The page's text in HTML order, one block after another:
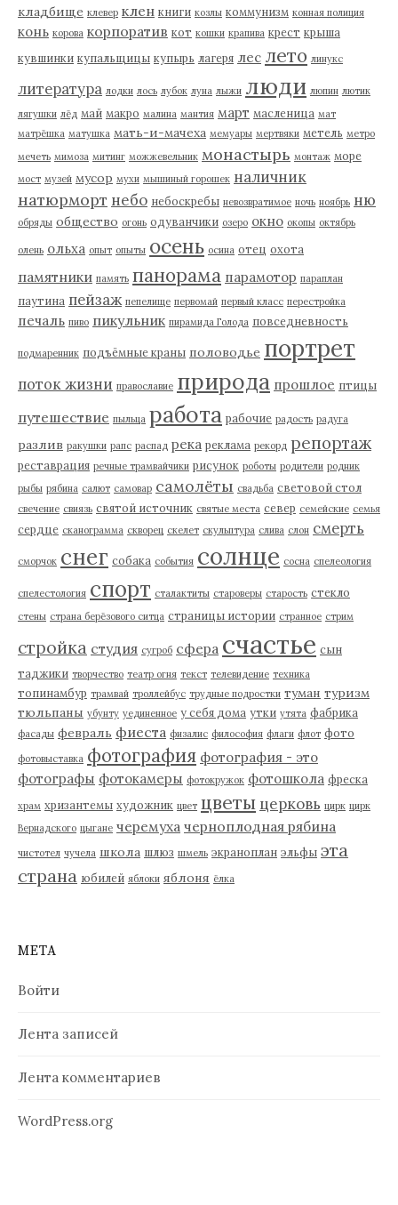
кладбище клевер клен книги козлы коммунизм конная полиция
конь корова корпоратив кот кошки крапива крест крыша
кувшинки купальщицы купырь лагеря лес лето линукс
литература лодки лось лубок луна лыжи люди люпин лютик
лягушки лёд май макро малина мантия март масленица мат
матрёшка матушка мать-и-мачеха мемуары мертвяки метель метро
мечеть мимоза митинг можжевельник монастырь монтаж море
мост музей мусор мухи мышиный горошек наличник
натюрморт небо небоскребы невозвратимое ночь ноябрь ню
обряды общество огонь одуванчики озеро окно окопы октябрь
олень ольха опыт опыты осень осина отец охота
памятники память панорама парамотор параплан
паутина пейзаж пепелище первомай первый класс перестройка
печаль пиво пикульник пирамида Голода повседневность
подмаренник подъёмные краны половодье портрет
поток жизни православие природа прошлое птицы
путешествие пыльца работа рабочие радость радуга
разлив ракушки рапс распад река реклама рекорд репортаж
реставрация речные трамвайчики рисунок роботы родители родник
рыбы рябина салют самовар самолёты свадьба световой стол
свечение свиязь святой источник святые места север семейские семья
сердце сканограмма скворец скелет скульптура слива слон смерть
сморчок снег собака события солнце сосна спелеология
спелестология спорт сталактиты староверы старость стекло
стены страна берёзового ситца страницы истории странное стрим
стройка студия сугроб сфера счастье сын
таджики творчество театр огня текст телевидение техника
топинамбур трамвай троллейбус трудные подростки туман туризм
тюльпаны убунту уединенное у себя дома утки утята фабрика
фасады февраль фиеста физалис философия флаги флот фото
фотовыставка фотография фотография - это
фотографы фотокамеры фотокружок фотошкола фреска
храм хризантемы художник цвет цветы церковь цирк цирк
Вернадского цыгане черемуха черноплодная рябина
чистотел чучела школа шлюз шмель экраноплан эльфы эта
страна юбилей яблоки яблоня ёлка
МЕТА
Войти
Лента записей
Лента комментариев
WordPress.org